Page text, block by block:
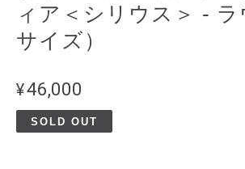
ィア＜シリウス＞ -
サイズ）
¥46,000
SOLD OUT